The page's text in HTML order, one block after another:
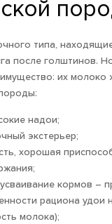
типа,
после голштинов.
их молоко
надои;
экстерьер;
хорошая
кормов –
рациона удои
молока);